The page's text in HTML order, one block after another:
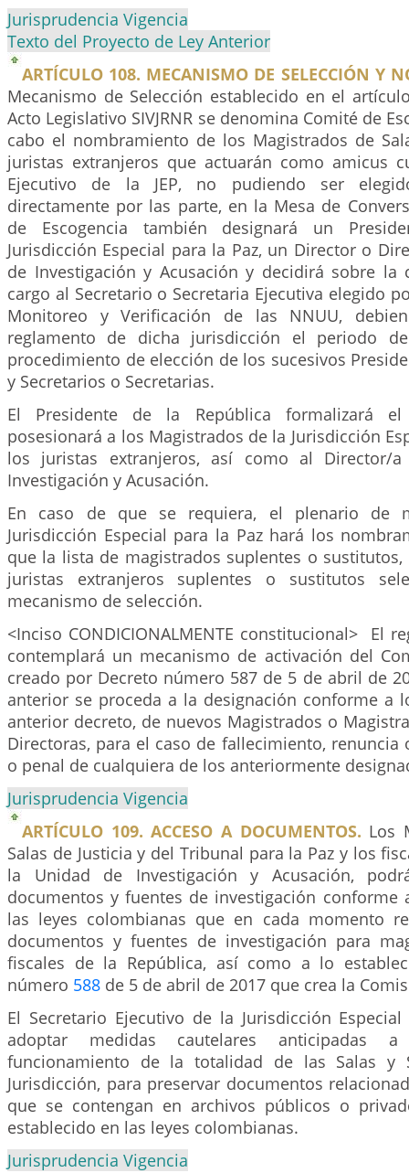
Jurisprudencia Vigencia
Texto del Proyecto de Ley Anterior
ARTÍCULO 108. MECANISMO DE SELECCIÓN Y
Mecanismo de Selección establecido en el
Acto Legislativo SIVJRNR se denomina Comité de
cabo el nombramiento de los Magistrados de
juristas extranjeros que actuarán como amicus
Ejecutivo de la JEP, no pudiendo ser
directamente por las parte, en la Mesa de
de Escogencia también designará un
Jurisdicción Especial para la Paz, un Director o
de Investigación y Acusación y decidirá sobre la
cargo al Secretario o Secretaria Ejecutiva elegido
Monitoreo y Verificación de las NNUU,
reglamento de dicha jurisdicción el periodo
procedimiento de elección de los sucesivos
y Secretarios o Secretarias.
El Presidente de la República formalizará
posesionará a los Magistrados de la Jurisdicción
los juristas extranjeros, así como al Director/
Investigación y Acusación.
En caso de que se requiera, el plenario de
Jurisdicción Especial para la Paz hará los
que la lista de magistrados suplentes o
juristas extranjeros suplentes o sustitutos
mecanismo de selección.
<Inciso CONDICIONALMENTE constitucional> El
contemplará un mecanismo de activación del
creado por Decreto número 587 de 5 de abril de
anterior se proceda a la designación conforme a
anterior decreto, de nuevos Magistrados o
Directoras, para el caso de fallecimiento, renuncia
o penal de cualquiera de los anteriormente
Jurisprudencia Vigencia
ARTÍCULO 109. ACCESO A DOCUMENTOS. Los
Salas de Justicia y del Tribunal para la Paz y los
la Unidad de Investigación y Acusación,
documentos y fuentes de investigación conforme
las leyes colombianas que en cada momento
documentos y fuentes de investigación para
fiscales de la República, así como a lo
número 588 de 5 de abril de 2017 que crea la
El Secretario Ejecutivo de la Jurisdicción
adoptar medidas cautelares anticipadas
funcionamiento de la totalidad de las Salas y
Jurisdicción, para preservar documentos
que se contengan en archivos públicos o
establecido en las leyes colombianas.
Jurisprudencia Vigencia